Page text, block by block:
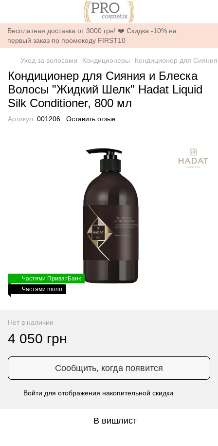
Бесплатная доставка от 3000 грн! ❤️ Скидка -10% на
первый заказ по промокоду FIRST10
Уход за волосами Кондиционеры Кондиционер для
Кондиционер для Сияния и Блеска
Волосы "Жидкий Шелк" Hadat Liquid
Silk Conditioner, 800 мл
Артикул: 001206 Оставить отзыв
Частями ПриватБанк
Частями mono
Нет в наличии
4 050 грн
Сообщить, когда появится
Войти для отображения накопительной скидки
В вишлист